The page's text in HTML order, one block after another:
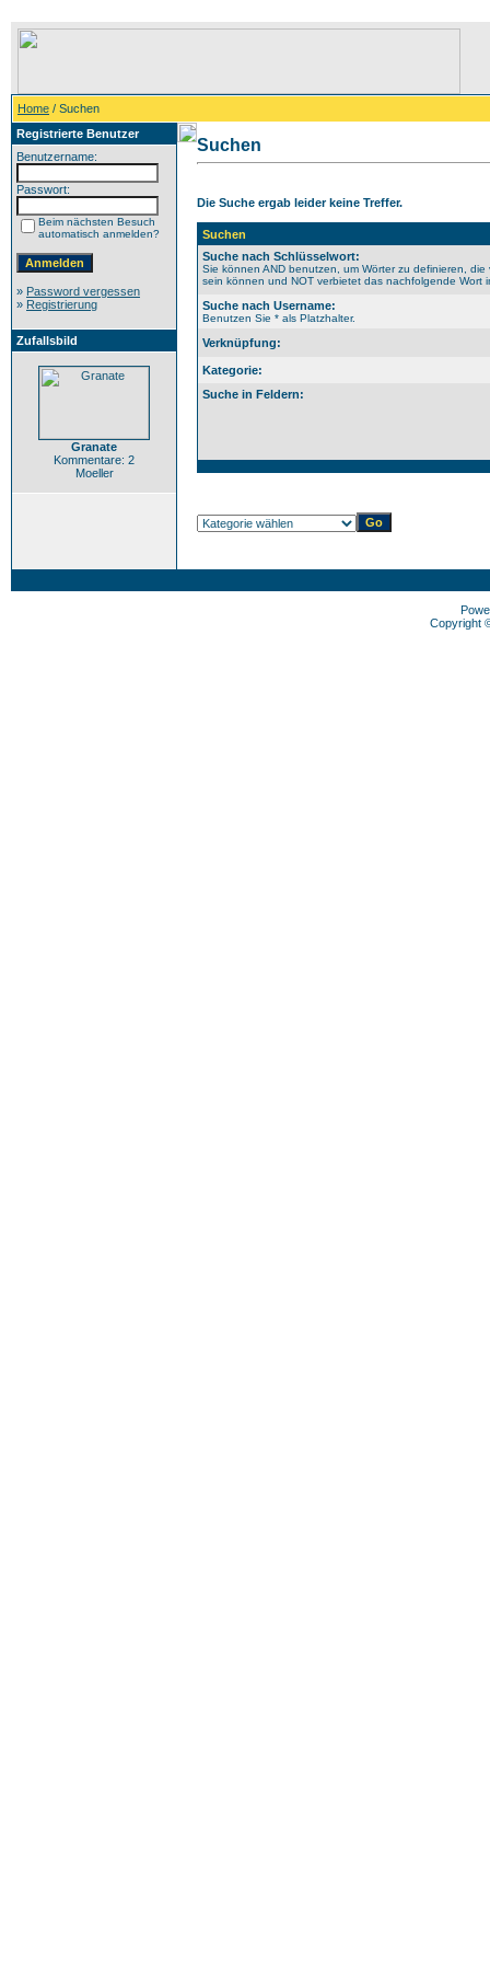
Home / Suchen
Registrierte Benutzer
Benutzername:
Passwort:
Beim nächsten Besuch
automatisch anmelden?
» Password vergessen
» Registrierung
Zufallsbild
Granate
Kommentare: 2
Moeller
Suchen
Die Suche ergab leider keine Treffer.
Suchen
Suche nach Schlüsselwort:
Sie können AND benutzen, um Wörter zu definieren,
sein können und NOT verbietet das nachfolgende Wort
Suche nach Username:
Benutzen Sie * als Platzhalter.
Verknüpfung:
Kategorie:
Suche in Feldern:
Copyright